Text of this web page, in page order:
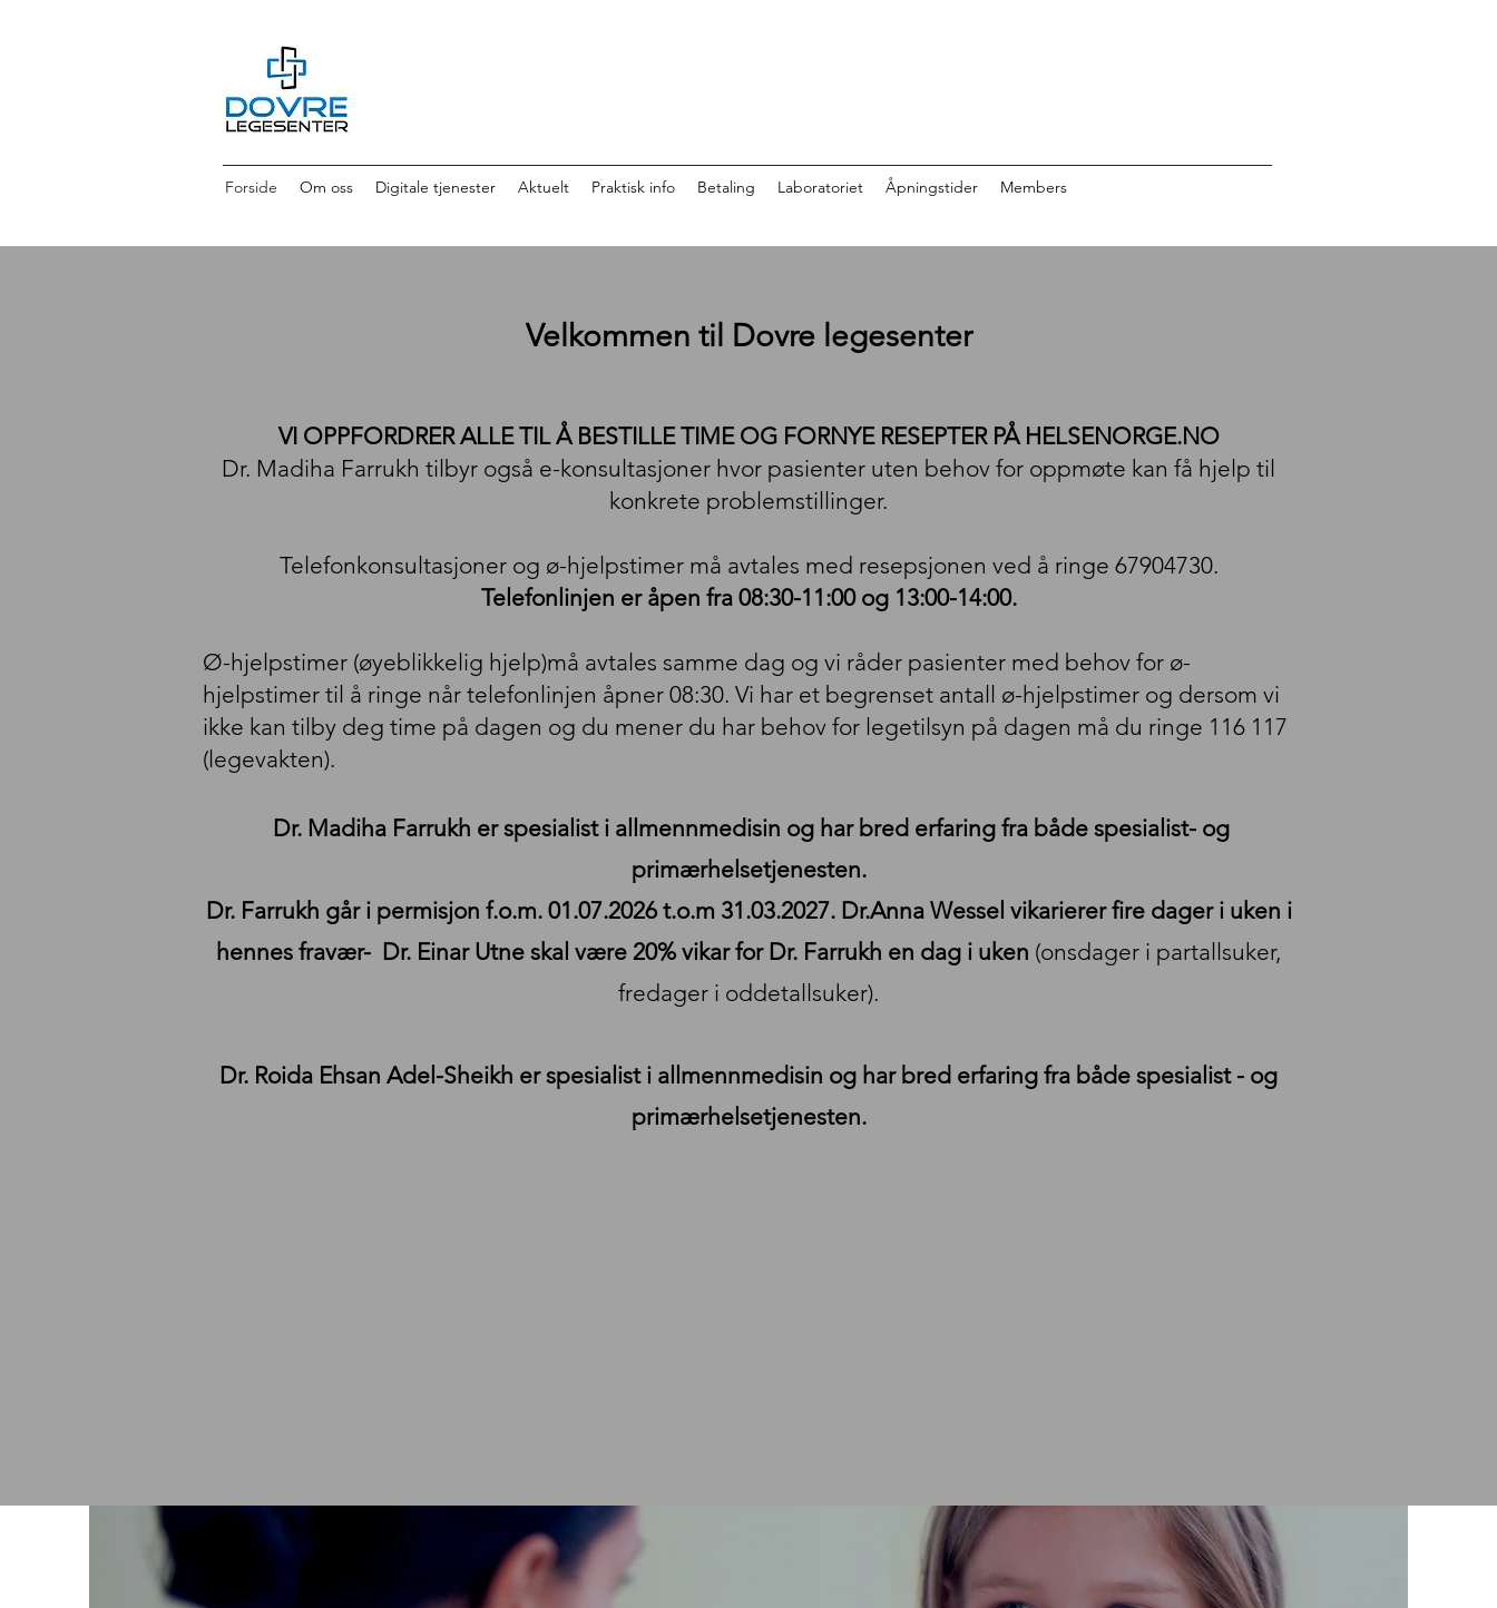
Forside Om oss Digitale tjenester Aktuelt Praktisk info Betaling Laboratoriet Åpningstider Members
Velkommen til Dovre legesenter
VI OPPFORDRER ALLE TIL Å BESTILLE TIME OG FORNYE RESEPTER PÅ HELSENORGE.NO
Dr. Madiha Farrukh tilbyr også e-konsultasjoner hvor pasienter uten behov for oppmøte kan få hjelp til
konkrete problemstillinger.
Telefonkonsultasjoner og ø-hjelpstimer må avtales med resepsjonen ved å ringe 67904730.
Telefonlinjen er åpen fra 08:30-11:00 og 13:00-14:00.
Ø-hjelpstimer (øyeblikkelig hjelp)må avtales samme dag og vi råder pasienter med behov for ø-
hjelpstimer til å ringe når telefonlinjen åpner 08:30. Vi har et begrenset antall ø-hjelpstimer og dersom vi
ikke kan tilby deg time på dagen og du mener du har behov for legetilsyn på dagen må du ringe 116 117
(legevakten).
Dr. Madiha Farrukh er spesialist i allmennmedisin og har bred erfaring fra både spesialist- og
primærhelsetjenesten.
Dr. Farrukh går i permisjon f.o.m. 01.07.2026 t.o.m 31.03.2027. Dr.Anna Wessel vikarierer fire dager i uken i
hennes fravær- Dr. Einar Utne skal være 20% vikar for Dr. Farrukh en dag i uken (onsdager i partallsuker,
fredager i oddetallsuker).
Dr. Roida Ehsan Adel-Sheikh er spesialist i allmennmedisin og har bred erfaring fra både spesialist - og
primærhelsetjenesten.